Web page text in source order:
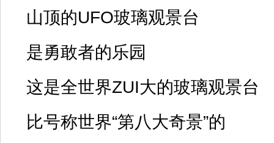
山顶的UFO玻璃观景台
是勇敢者的乐园
这是全世界ZUI大的玻璃观景台
比号称世界“第八大奇景”的